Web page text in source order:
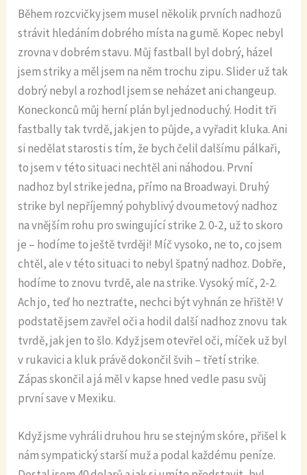
Během rozcvičky jsem musel několik prvních nadhozů
strávit hledáním dobrého místa na gumě. Kopec nebyl
zrovna v dobrém stavu. Můj fastball byl dobrý, házel
jsem striky a měl jsem na něm trochu zipu. Slider už tak
dobrý nebyl a rozhodl jsem se neházet ani changeup.
Koneckonců můj herní plán byl jednoduchý. Hodit tři
fastbally tak tvrdě, jak jen to půjde, a vyřadit kluka. Ani
si nedělat starosti s tím, že bych čelil dalšímu pálkaři,
to jsem v této situaci nechtěl ani náhodou. První
nadhoz byl strike jedna, přímo na Broadwayi. Druhý
strike byl nepříjemný pohyblivý dvoumetový nadhoz
na vnějším rohu pro swingující strike 2. 0-2, už to skoro
je – hodíme to ještě tvrději! Míč vysoko, ne to, co jsem
chtěl, ale v této situaci to nebyl špatný nadhoz. Dobře,
hodíme to znovu tvrdě, ale na strike. Vysoký míč, 2-2.
Ach jo, teď ho neztraťte, nechci být vyhnán ze hřiště! V
podstatě jsem zavřel oči a hodil další nadhoz znovu tak
tvrdě, jak jen to šlo. Když jsem otevřel oči, míček už byl
v rukavici a kluk právě dokončil švih – třetí strike.
Zápas skončil a já měl v kapse hned vedle pasu svůj
první save v Mexiku.
Když jsme vyhráli druhou hru se stejným skóre, přišel k
nám sympatický starší muž a podal každému peníze.